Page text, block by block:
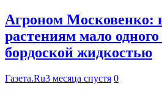
Агроном Московенко:
растениям мало
бордоской жидкостью
Газета.Ru3 месяца спустя 0